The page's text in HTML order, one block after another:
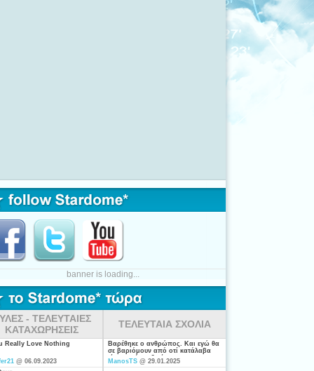
banner is loading...
- ΤΕΛΕΥΤΑΙΕΣ
ΚΑΤΑΧΩΡΗΣΕΙΣ
Really Love Nothing
@ 06.09.2023
ΤΕΛΕΥΤΑΙΑ ΣΧΟΛΙΑ
Βαρέθηκε ο ανθρώπος. Και εγώ θα
σε βαριόμουν από οτί κατάλαβα
είσαι από τις ξενέρωτες που
ψάχνουν απλά για "σύζυγο". Η
ManosTS @ 29.01.2025